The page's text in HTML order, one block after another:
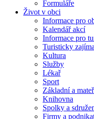
Formuláře
Život v obci
Informace pro
Kalendář akcí
Informace pro
Turisticky
Kultura
Služby
Lékař
Sport
Základní a
Knihovna
Spolky a
Firmy a